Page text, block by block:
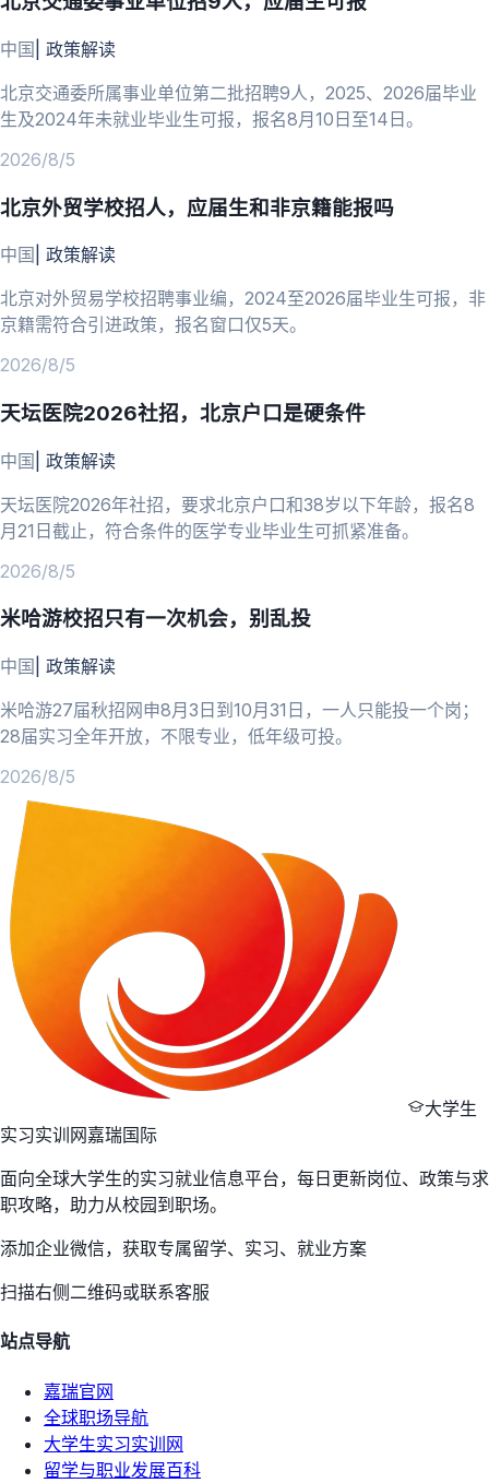
中国 政策解读
北京交通委所属事业单位第二批招聘9人，2025、2026届毕业
生及2024年未就业毕业生可报，报名8月10日至14日。
2026/8/5
北京外贸学校招人，应届生和非京籍能报吗
中国 政策解读
北京对外贸易学校招聘事业编，2024至2026届毕业生可报，非
京籍需符合引进政策，报名窗口仅5天。
2026/8/5
天坛医院2026社招，北京户口是硬条件
中国 政策解读
天坛医院2026年社招，要求北京户口和38岁以下年龄，报名8
月21日截止，符合条件的医学专业毕业生可抓紧准备。
2026/8/5
米哈游校招只有一次机会，别乱投
中国 政策解读
米哈游27届秋招网申8月3日到10月31日，一人只能投一个岗；
28届实习全年开放，不限专业，低年级可投。
2026/8/5
大学生
实习实训网嘉瑞国际
面向全球大学生的实习就业信息平台，每日更新岗位、政策与求
职攻略，助力从校园到职场。
添加企业微信，获取专属留学、实习、就业方案
扫描右侧二维码或联系客服
站点导航
嘉瑞官网
全球职场导航
大学生实习实训网
留学与职业发展百科